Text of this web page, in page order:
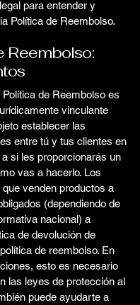
para entender y
Política de Reembolso.
Reembolso:
de Reembolso es
vinculante
establecer las
entre tú y tus clientes en
si les proporcionarás un
vas a hacerlo. Los
que venden productos a
(dependiendo de
nacional) a
de devolución de
de reembolso. En
esto es necesario
las leyes de protección al
puede ayudarte a